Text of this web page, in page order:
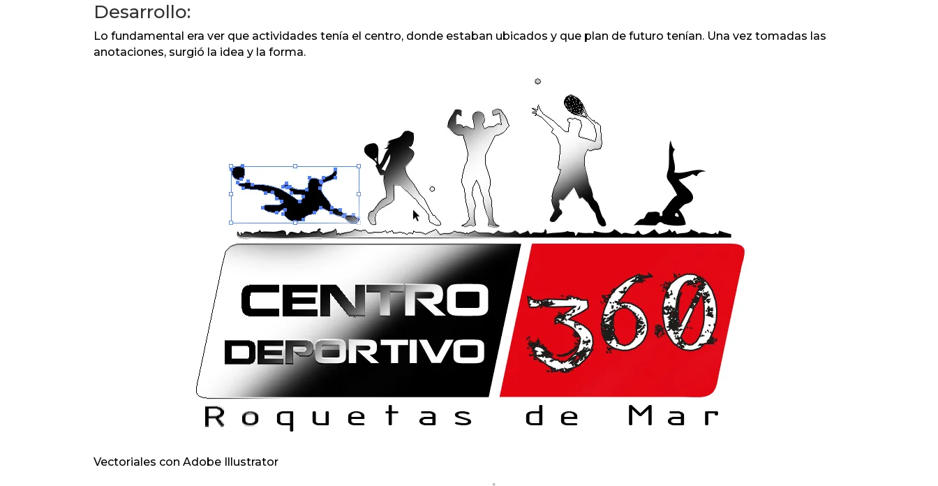
Desarrollo:
Lo fundamental era ver que actividades tenía el centro, donde estaban ubicados y que plan de futuro tenían. Una vez tomadas las
anotaciones, surgió la idea y la forma.
Vectoriales con Adobe Illustrator